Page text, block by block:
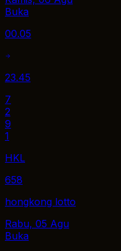
Buka
00.05
23.45
7
2
9
1
HKL
658
hongkong lotto
Rabu, 05 Agu
Buka